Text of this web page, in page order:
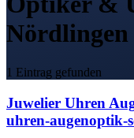
Nördlingen
1 Eintrag gefunden
Juwelier Uhren
uhren-augenoptik-